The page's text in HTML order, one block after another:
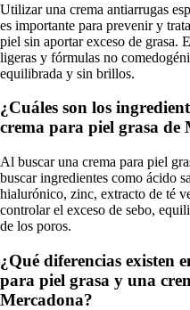
Utilizar una crema antiarrugas
es importante para prevenir y
piel sin aportar exceso de grasa.
ligeras y fórmulas no
equilibrada y sin brillos.
¿Cuáles son los
crema para piel grasa de
Al buscar una crema para piel
buscar ingredientes como ácido
hialurónico, zinc, extracto de té
controlar el exceso de sebo,
de los poros.
¿Qué diferencias existen
para piel grasa y una
Mercadona?